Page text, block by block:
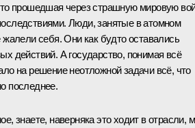
прошедшая через страшную мировую
Люди, занятые в атомном
жалели себя. Они как будто оставались
действий. А государство, понимая всё
на решение неотложной задачи всё, что
последнее.
знаете, наверняка это ходит в отрасли,